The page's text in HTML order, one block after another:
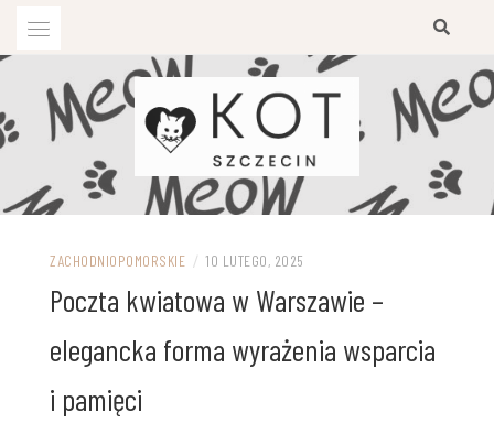
treści
ZACHODNIOPOMORSKIE / 10 LUTEGO, 2025
Poczta kwiatowa w Warszawie –
elegancka forma wyrażenia wsparcia
i pamięci